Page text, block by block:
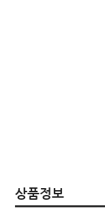
상품정보